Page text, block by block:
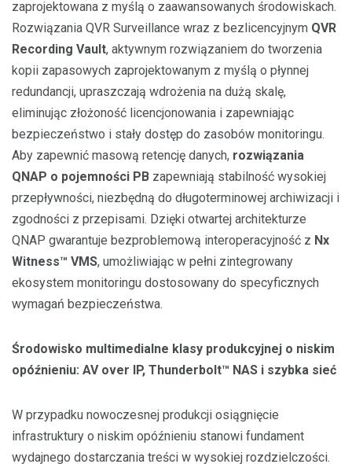
zaprojektowana z myślą o zaawansowanych środowiskach.
Rozwiązania QVR Surveillance wraz z bezlicencyjnym QVR
Recording Vault, aktywnym rozwiązaniem do tworzenia
kopii zapasowych zaprojektowanym z myślą o płynnej
redundancji, upraszczają wdrożenia na dużą skalę,
eliminując złożoność licencjonowania i zapewniając
bezpieczeństwo i stały dostęp do zasobów monitoringu.
Aby zapewnić masową retencję danych, rozwiązania
QNAP o pojemności PB zapewniają stabilność wysokiej
przepływności, niezbędną do długoterminowej archiwizacji i
zgodności z przepisami. Dzięki otwartej architekturze
QNAP gwarantuje bezproblemową interoperacyjność z Nx
Witness™ VMS, umożliwiając w pełni zintegrowany
ekosystem monitoringu dostosowany do specyficznych
wymagań bezpieczeństwa.
Środowisko multimedialne klasy produkcyjnej o niskim
opóźnieniu: AV over IP, Thunderbolt™ NAS i szybka sieć
W przypadku nowoczesnej produkcji osiągnięcie
infrastruktury o niskim opóźnieniu stanowi fundament
wydajnego dostarczania treści w wysokiej rozdzielczości.